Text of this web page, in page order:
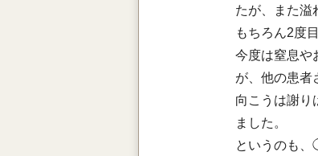
たが、また溢
もちろん2度
今度は窒息や
が、他の患者
向こうは謝り
ました。
というのも、